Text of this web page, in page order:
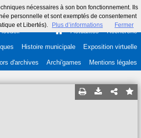
nécessaires à son bon fonctionnement. Ils
personnelle et sont exemptés de consentement
et Libertés).
Plus d’informations Fermer
Actualités Recherche
Histoire municipale Exposition virtuelle
d'archives Archi'games Mentions légales